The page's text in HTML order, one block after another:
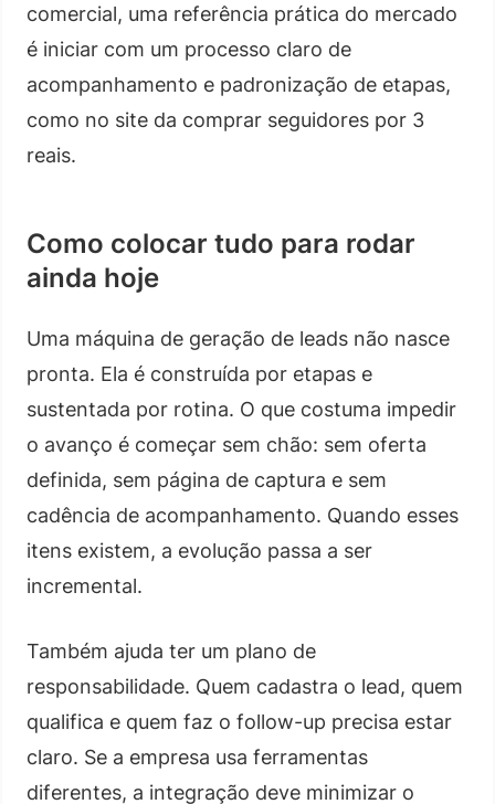
comercial, uma referência prática do mercado
é iniciar com um processo claro de
acompanhamento e padronização de etapas,
como no site da comprar seguidores por 3
reais.
Como colocar tudo para rodar
ainda hoje
Uma máquina de geração de leads não nasce
pronta. Ela é construída por etapas e
sustentada por rotina. O que costuma impedir
o avanço é começar sem chão: sem oferta
definida, sem página de captura e sem
cadência de acompanhamento. Quando esses
itens existem, a evolução passa a ser
incremental.
Também ajuda ter um plano de
responsabilidade. Quem cadastra o lead, quem
qualifica e quem faz o follow-up precisa estar
claro. Se a empresa usa ferramentas
diferentes, a integração deve minimizar o